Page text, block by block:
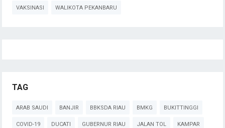
VAKSINASI WALIKOTA PEKANBARU
TAG
ARAB SAUDI BANJIR BBKSDA RIAU BMKG BUKITTINGGI
COVID-19 DUCATI GUBERNUR RIAU JALAN TOL KAMPAR